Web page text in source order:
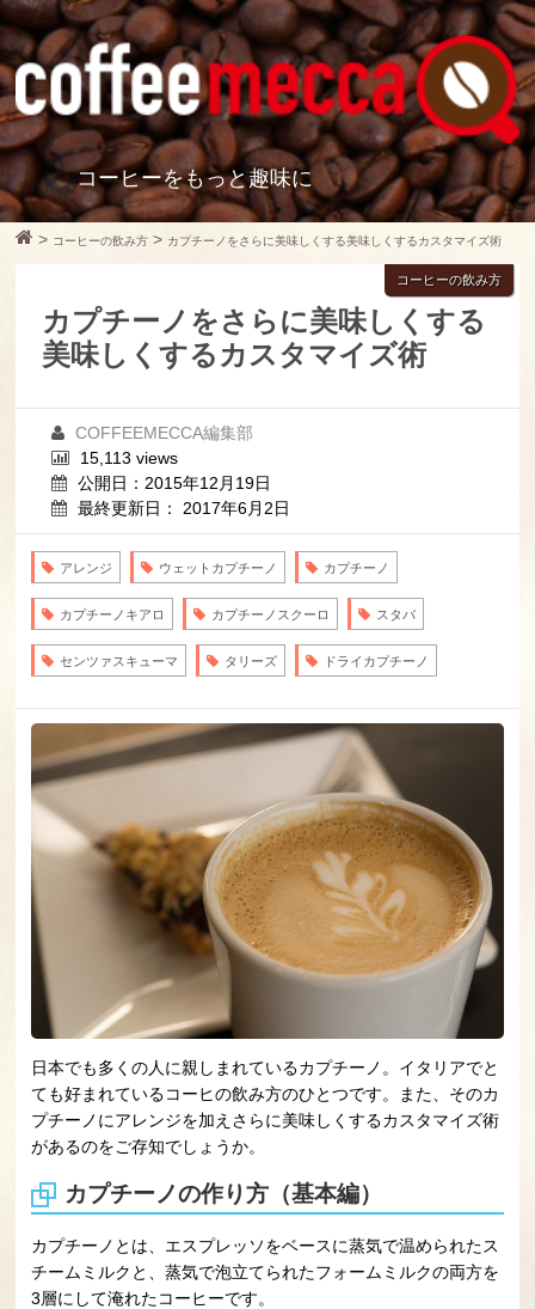
コーヒーをもっと趣味に
> コーヒーの飲み方 > カプチーノをさらに美味しくする美味しくするカスタマイズ術
カプチーノをさらに美味しくする
美味しくするカスタマイズ術
コーヒーの飲み方
COFFEEMECCA編集部
15,113 views
公開日：2015年12月19日
最終更新日： 2017年6月2日
アレンジ ウェットカプチーノ カプチーノ
カプチーノキアロ カプチーノスクーロ スタバ
センツァスキューマ タリーズ ドライカプチーノ
日本でも多くの人に親しまれているカプチーノ。イタリアでと
ても好まれているコーヒの飲み方のひとつです。また、そのカ
プチーノにアレンジを加えさらに美味しくするカスタマイズ術
があるのをご存知でしょうか。
カプチーノの作り方（基本編）
カプチーノとは、エスプレッソをベースに蒸気で温められたス
チームミルクと、蒸気で泡立てられたフォームミルクの両方を
3層にして淹れたコーヒーです。